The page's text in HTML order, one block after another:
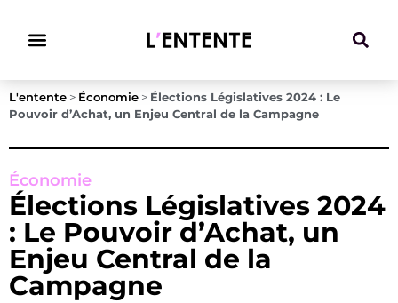
L'entente > Économie > Élections Législatives 2024 : Le
Pouvoir d’Achat, un Enjeu Central de la Campagne
Économie
Élections Législatives 2024
: Le Pouvoir d’Achat, un
Enjeu Central de la
Campagne